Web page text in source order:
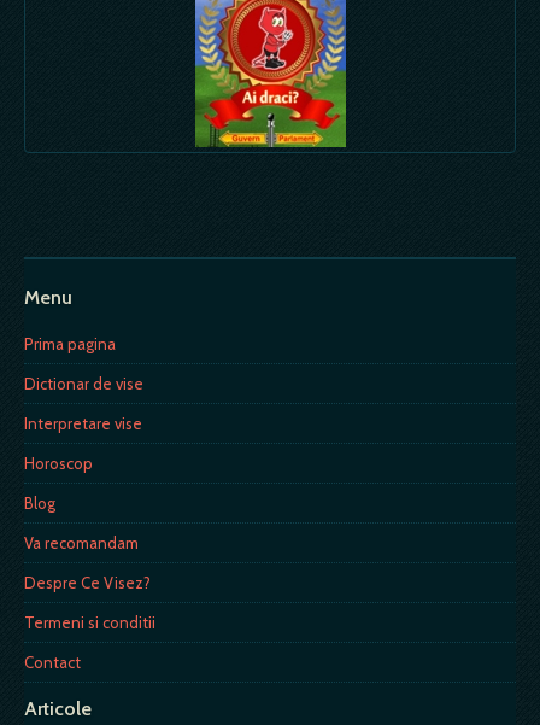
Menu
Prima pagina
Dictionar de vise
Interpretare vise
Horoscop
Blog
Va recomandam
Despre Ce Visez?
Termeni si conditii
Contact
Articole